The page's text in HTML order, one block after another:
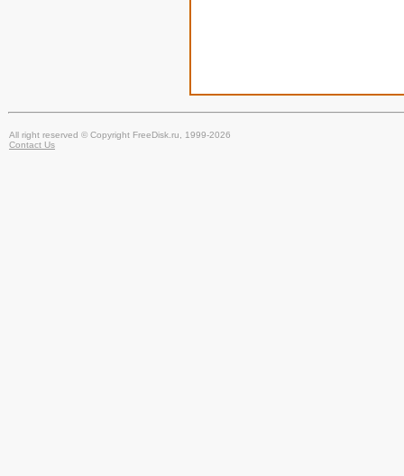
All right reserved © Copyright FreeDisk.ru, 1999-2026
Contact Us